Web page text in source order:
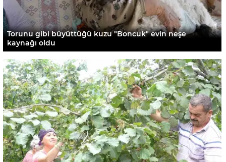
Torunu gibi büyüttüğü kuzu "Boncuk" evin neşe
kaynağı oldu